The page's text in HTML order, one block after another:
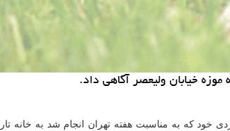
خیابان ولیعصر آگاهی داد.
خود كه به مناسبت هفته تهران انجام شد به خانه